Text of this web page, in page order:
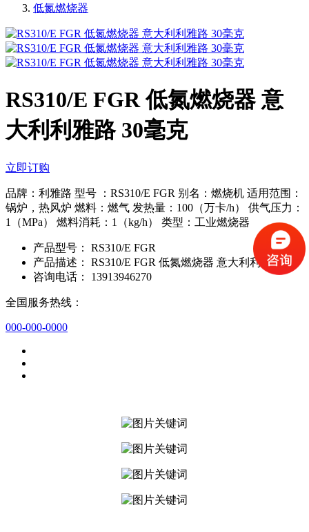
低氮燃烧器
RS310/E FGR 低氮燃烧器 意
大利利雅路 30毫克
立即订购
品牌：利雅路 型号 ：RS310/E FGR 别名：燃烧机 适用范围：
锅炉，热风炉 燃料：燃气 发热量：100（万卡/h） 供气压力：
1（MPa） 燃料消耗：1（kg/h） 类型：工业燃烧器
产品型号：
RS310/E FGR
产品描述：
RS310/E FGR 低氮燃烧器 意大利利雅路
咨询电话：
13913946270
全国服务热线：
000-000-0000